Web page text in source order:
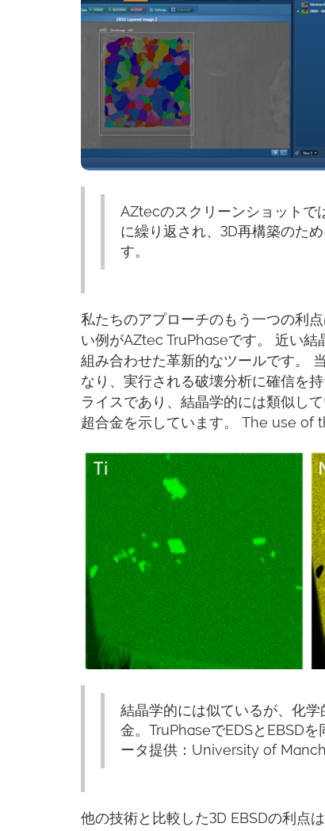
AZtecのスクリーンショットで
に繰り返され、3D再構築のた
す。
私たちのアプローチのもう一つの利
い例がAZtec TruPhaseです。 近い結
組み合わせた革新的なツールです。
なり、実行される破壊分析に確信を
ライスであり、結晶学的には類似し
超合金を示しています。 The use
結晶学的には似ているが、化
金。TruPhaseでEDSとEBSD
ータ提供：University of
他の技術と比較した3D EBSDの利点